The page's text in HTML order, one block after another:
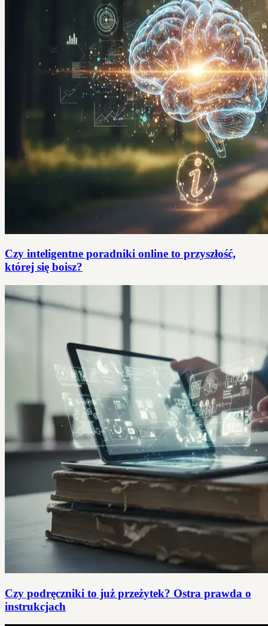
Czy inteligentne poradniki online to przyszłość,
której się boisz?
Czy podręczniki to już przeżytek? Ostra prawda o
instrukcjach